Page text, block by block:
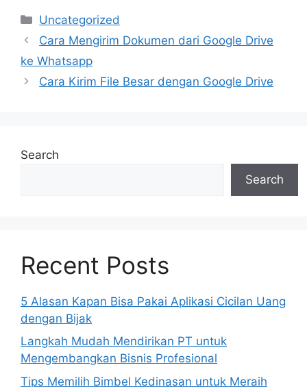
Categories
Uncategorized
Cara Mengirim Dokumen dari Google Drive
ke Whatsapp
Cara Kirim File Besar dengan Google Drive
Search
Search
Recent Posts
5 Alasan Kapan Bisa Pakai Aplikasi Cicilan Uang
dengan Bijak
Langkah Mudah Mendirikan PT untuk
Mengembangkan Bisnis Profesional
Tips Memilih Bimbel Kedinasan untuk Meraih